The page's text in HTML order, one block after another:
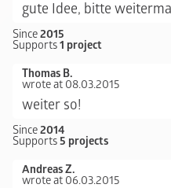
gute Idee, bitte
Since2015
Supports1 project
Thomas B.
wrote at 08.03.2015
weiter so!
Since2014
Supports5 projects
Andreas Z.
wrote at 06.03.2015